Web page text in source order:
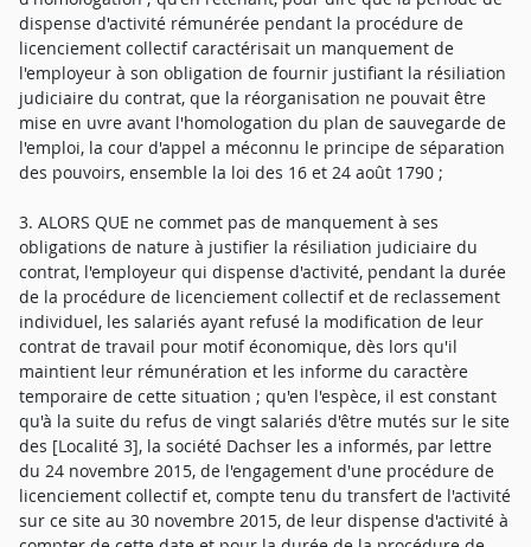
dispense d'activité rémunérée pendant la procédure de
licenciement collectif caractérisait un manquement de
l'employeur à son obligation de fournir justifiant la résiliation
judiciaire du contrat, que la réorganisation ne pouvait être
mise en uvre avant l'homologation du plan de sauvegarde de
l'emploi, la cour d'appel a méconnu le principe de séparation
des pouvoirs, ensemble la loi des 16 et 24 août 1790 ;
3. ALORS QUE ne commet pas de manquement à ses
obligations de nature à justifier la résiliation judiciaire du
contrat, l'employeur qui dispense d'activité, pendant la durée
de la procédure de licenciement collectif et de reclassement
individuel, les salariés ayant refusé la modification de leur
contrat de travail pour motif économique, dès lors qu'il
maintient leur rémunération et les informe du caractère
temporaire de cette situation ; qu'en l'espèce, il est constant
qu'à la suite du refus de vingt salariés d'être mutés sur le site
des [Localité 3], la société Dachser les a informés, par lettre
du 24 novembre 2015, de l'engagement d'une procédure de
licenciement collectif et, compte tenu du transfert de l'activité
sur ce site au 30 novembre 2015, de leur dispense d'activité à